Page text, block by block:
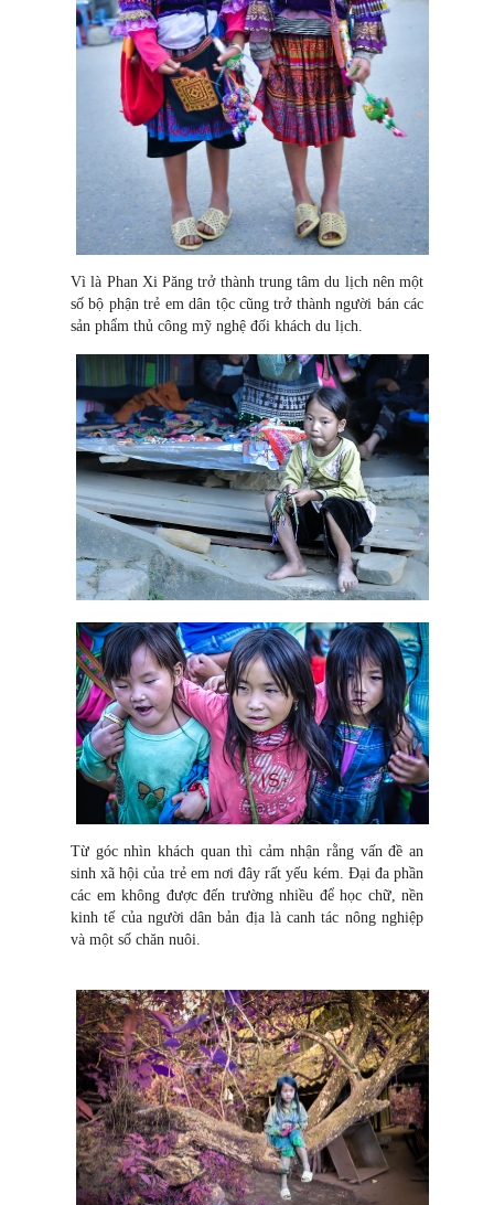
Vì là Phan Xi Păng trở thành trung tâm du lịch nên một
số bộ phận trẻ em dân tộc cũng trở thành người bán các
sản phẩm thủ công mỹ nghệ đối khách du lịch.
Từ góc nhìn khách quan thì cảm nhận rằng vấn đề an
sinh xã hội của trẻ em nơi đây rất yếu kém. Đại đa phần
các em không được đến trường nhiều để học chữ, nền
kinh tế của người dân bản địa là canh tác nông nghiệp
và một số chăn nuôi.